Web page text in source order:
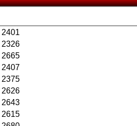
2401
2326
2665
2407
2375
2626
2643
2615